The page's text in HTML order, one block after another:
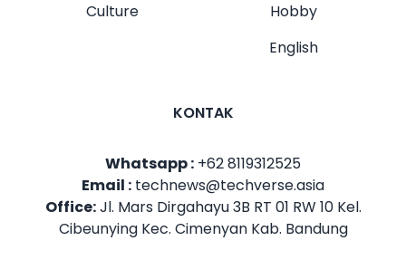
Culture
Hobby
English
KONTAK
Whatsapp : +62 8119312525
Email : technews@techverse.asia
Office:Jl. Mars Dirgahayu 3B RT 01 RW 10 Kel.
Cibeunying Kec. Cimenyan Kab. Bandung